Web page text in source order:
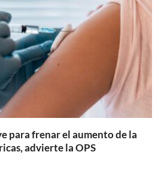
para frenar el aumento de la
advierte la OPS